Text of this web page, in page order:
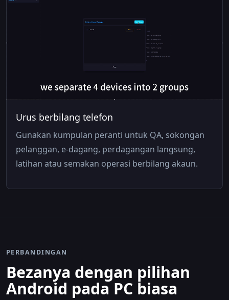
Urus berbilang telefon
Gunakan kumpulan peranti untuk QA, sokongan
pelanggan, e-dagang, perdagangan langsung,
latihan atau semakan operasi berbilang akaun.
PERBANDINGAN
Bezanya dengan pilihan
Android pada PC biasa